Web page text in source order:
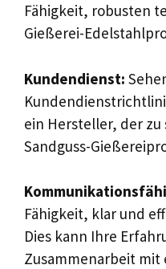
Fähigkeit, robusten
Gießerei-
Kundendienst:
ein Hersteller, der zu
Sandguss-
Fähigkeit, klar und
Dies kann Ihre
Zusammenarbeit mit